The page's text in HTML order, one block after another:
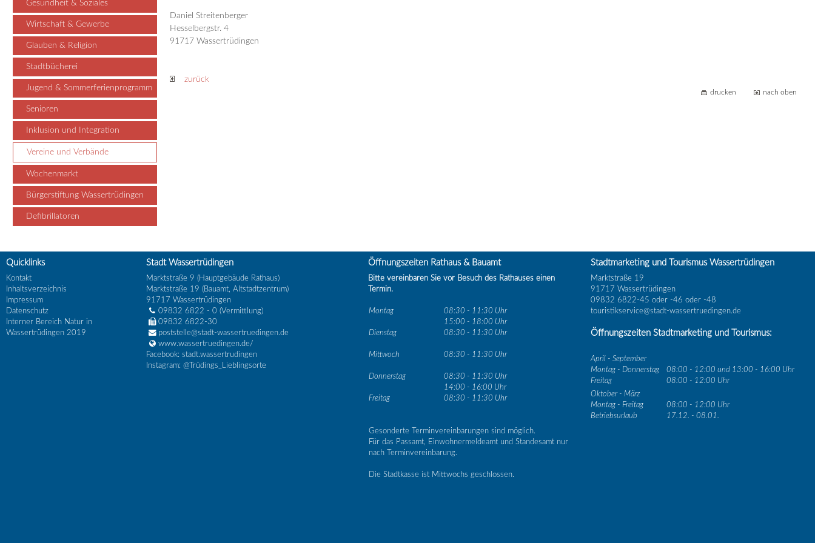
Gesundheit & Soziales
Wirtschaft & Gewerbe
Glauben & Religion
Stadtbücherei
Jugend & Sommerferienprogramm
Senioren
Inklusion und Integration
Vereine und Verbände
Wochenmarkt
Bürgerstiftung Wassertrüdingen
Defibrillatoren
Daniel Streitenberger
Hesselbergstr. 4
91717 Wassertrüdingen
zurück
drucken nach oben
Quicklinks
Kontakt
Inhaltsverzeichnis
Impressum
Datenschutz
Interner Bereich Natur in
Wassertrüdingen 2019
Stadt Wassertrüdingen
Marktstraße 9 (Hauptgebäude Rathaus)
Marktstraße 19 (Bauamt, Altstadtzentrum)
91717 Wassertrüdingen
09832 6822 - 0 (Vermittlung)
09832 6822-30
poststelle@stadt-wassertruedingen.de
www.wassertruedingen.de/
Facebook: stadt.wassertrudingen
Instagram: @Trüdings_Lieblingsorte
Öffnungszeiten Rathaus & Bauamt
Bitte vereinbaren Sie vor Besuch des Rathauses einen
Termin.
Montag
08:30 - 11:30 Uhr
15:00 - 18:00 Uhr
Dienstag
08:30 - 11:30 Uhr
Mittwoch 08:30 - 11:30 Uhr
Donnerstag
08:30 - 11:30 Uhr
14:00 - 16:00 Uhr
Freitag
08:30 - 11:30 Uhr
Gesonderte Terminvereinbarungen sind möglich.
Für das Passamt, Einwohnermeldeamt und Standesamt nur
nach Terminvereinbarung.
Die Stadtkasse ist Mittwochs geschlossen.
Stadtmarketing und Tourismus Wassertrüdingen
Marktstraße 19
91717 Wassertrüdingen
09832 6822-45 oder -46 oder -48
touristikservice@stadt-wassertruedingen.de
Öffnungszeiten Stadtmarketing und Tourismus:
April - September
Montag - Donnerstag
08:00 - 12:00 und 13:00 - 16:00 Uhr
Freitag
08:00 - 12:00 Uhr
Oktober - März
Montag - Freitag
08:00 - 12:00 Uhr
Betriebsurlaub
17.12. - 08.01.